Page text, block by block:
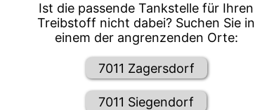
Ist die passende Tankstelle für Ihren
Treibstoff nicht dabei? Suchen Sie in
einem der angrenzenden Orte:
7011 Zagersdorf
7011 Siegendorf